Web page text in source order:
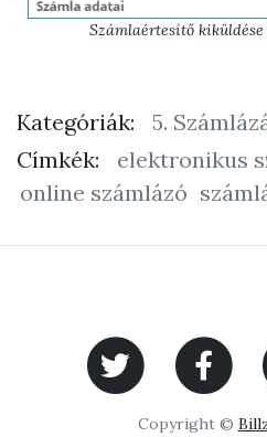
Számlaértesítő
Kategóriák: 5.
Címkék:
elektronikus
online számlázó
Copyright ©